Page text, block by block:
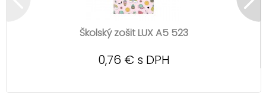
Školský zošit LUX A5 523
0,76 € s DPH